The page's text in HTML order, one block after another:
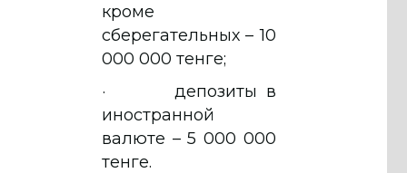
кроме
сберегательных – 10
000 000 тенге;
· депозиты в
иностранной
валюте – 5 000 000
тенге.